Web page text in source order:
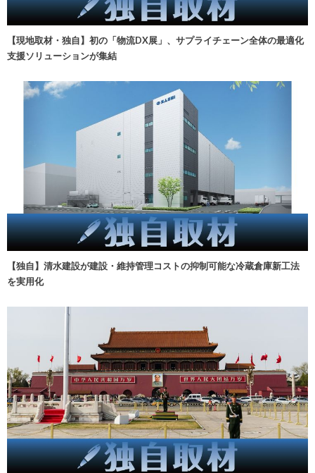
【現地取材・独自】初の「物流DX展」、サプライチェーン全体の最適化
支援ソリューションが集結
【独自】清水建設が建設・維持管理コストの抑制可能な冷蔵倉庫新工法
を実用化